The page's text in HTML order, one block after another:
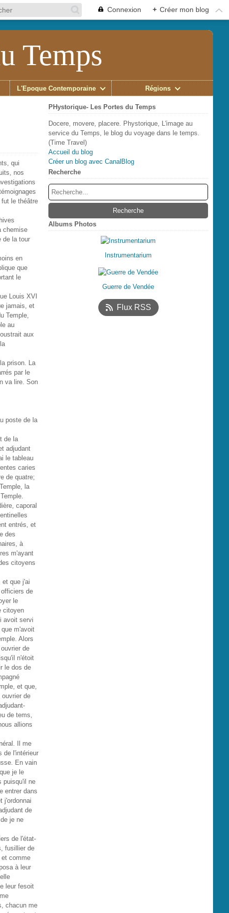
Connexion + Créer mon blog
Temps
L'Époque Contemporaine Régions
qui
nos
le théâtre
chemise
de la tour
en
que
le
Louis XVI
jamais, et
Temple,
au
aux
prison. La
par le
va lire. Son
poste de la
de la
adjudant
le tableau
caries
de quatre;
la
caporal
entrés, et
des
à
m'ayant
citoyens
et que j'ai
de
le
citoyen
avoit servi
m'avoit
Alors
de
n'étoit
le dos de
et que,
de
de tems,
allions
Il me
de l'intérieur
En vain
je le
puisqu'il ne
entrer dans
j'ordonnai
de
je ne
de l'état-
fusillier de
et comme
à leur
leur fesoit
chacun me
PHystorique- Les Portes du Temps
Docere, movere, placere. Phystorique, L'image au
service du Temps, le blog du voyage dans le temps.
(Time Travel)
Accueil du blog
Créer un blog avec CanalBlog
Recherche
Albums Photos
Instrumentarium
Guerre de Vendée
Flux RSS